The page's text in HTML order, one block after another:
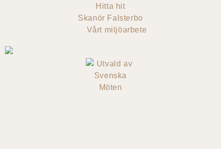
Hitta hit
Skanör Falsterbo
Vårt miljöarbete